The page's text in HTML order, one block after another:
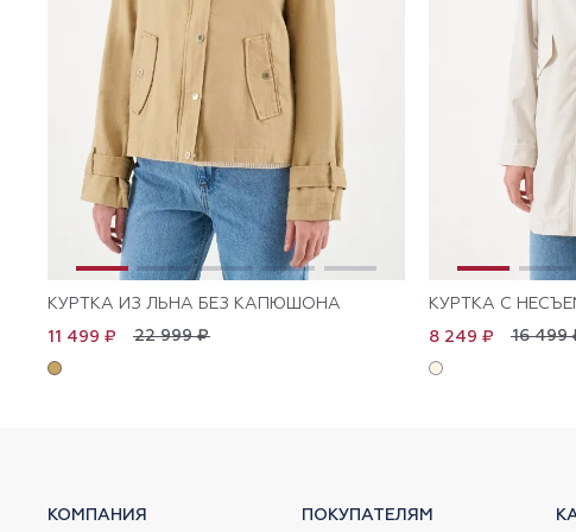
КУРТКА ИЗ ЛЬНА БЕЗ КАПЮШОНА
22 999 ₽
11 499 ₽
КУРТКА С
16 499
8 249 ₽
КОМПАНИЯ ПОКУПАТЕЛЯМ